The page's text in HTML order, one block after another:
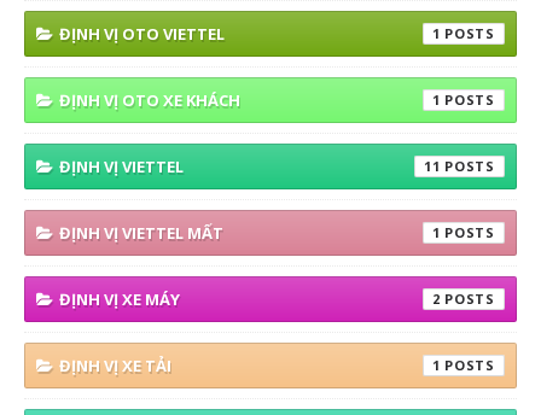
ĐỊNH VỊ OTO VIETTEL 1
ĐỊNH VỊ OTO XE KHÁCH 1
ĐỊNH VỊ VIETTEL 11
ĐỊNH VỊ VIETTEL MẤT 1
ĐỊNH VỊ XE MÁY 2
ĐỊNH VỊ XE TẢI 1